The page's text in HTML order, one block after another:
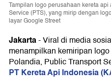
Tampilan logo perusahaan kereta
Service (PTS), yang mirip dengan
layar Google Street
Jakarta-Viral di media
menampilkan kemiripan
Polandia, Public Transport
PT Kereta Api Indonesia